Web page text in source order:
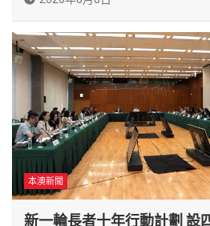
本澳新聞
新一輪長者十年行動計劃 設